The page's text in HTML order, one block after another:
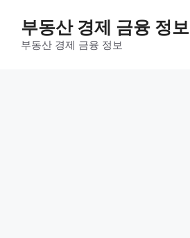
부동산 경제 금융 정보
부동산 경제 금융 정보